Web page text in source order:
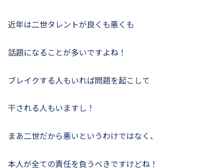
近年は二世タレントが良くも悪くも
話題になることが多いですよね！
ブレイクする人もいれば問題を起こして
干される人もいますし！
まあ二世だから悪いというわけではなく、
本人が全ての責任を負うべきですけどね！